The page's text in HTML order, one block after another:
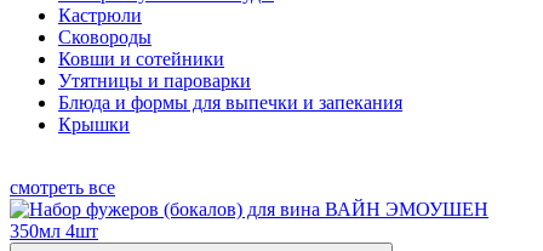
Кастрюли
Сковороды
Ковши и сотейники
Утятницы и пароварки
Блюда и формы для выпечки и запекания
Крышки
смотреть все